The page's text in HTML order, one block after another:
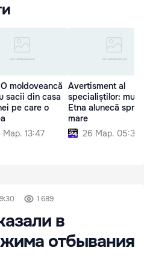
moldoveancă
sacii din casa
pe care o
Мар. 13:47
Avertisment al
specialiștilor:
Etna alunecă spre
mare
26 Мар. 05:30
1 689
в
отбывания